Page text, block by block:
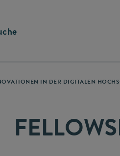
IN DER DIGITALEN